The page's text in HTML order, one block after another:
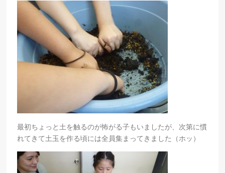
最初ちょっと土を触るのが怖がる子もいましたが、次第に慣
れてきて土玉を作る頃には全員集まってきました（ホッ）